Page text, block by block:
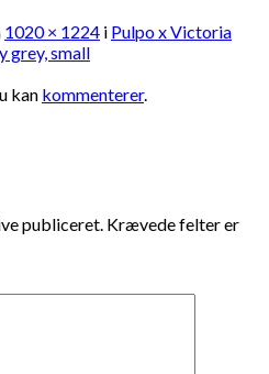
1020 × 1224 i Pulpo x Victoria
grey, small
kan kommenterer.
publiceret. Krævede felter er